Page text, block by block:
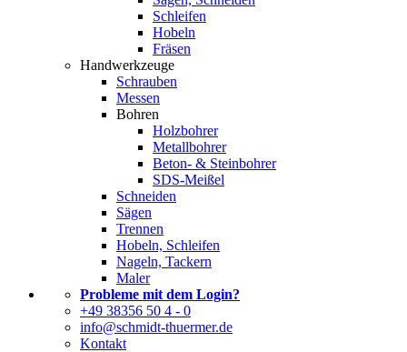
Schleifen
Hobeln
Fräsen
Handwerkzeuge
Schrauben
Messen
Bohren
Holzbohrer
Metallbohrer
Beton- & Steinbohrer
SDS-Meißel
Schneiden
Sägen
Trennen
Hobeln, Schleifen
Nageln, Tackern
Maler
Probleme mit dem Login?
+49 38356 50 4 - 0
info@schmidt-thuermer.de
Kontakt